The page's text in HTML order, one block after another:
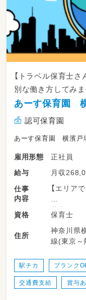
【トラベル保育士
別な働き方してみ
あーす保育園
認可保育園
あーす保育園 横濱戸
雇用形態
正社員
給与
月収
仕事
内容
【エリア
基本的に
すが、
横浜市内
時間帯に
・開園準
・自由遊
資格 保育士
住所
神奈川県横浜
線(東京～
駅チカ ブランク
交通費支給 賞与あ